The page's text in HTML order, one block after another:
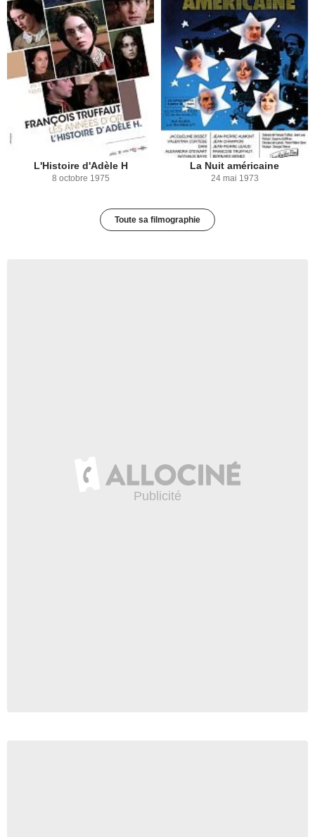
L'Histoire d'Adèle H
8 octobre 1975
La Nuit américaine
24 mai 1973
Toute sa filmographie